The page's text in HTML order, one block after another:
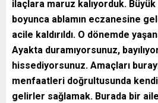
ilaçlara maruz kalıyorduk.
boyunca ablamın eczanesine
acile kaldırıldı. O dönemde
Ayakta duramıyorsunuz,
hissediyorsunuz. Amaçları
menfaatleri doğrultusunda
gelirler sağlamak. Burada bir